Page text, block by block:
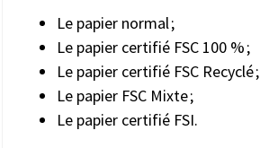
Le papier normal ;
Le papier certifié FSC 100 % ;
Le papier certifié FSC Recyclé ;
Le papier FSC Mixte ;
Le papier certifié FSI.